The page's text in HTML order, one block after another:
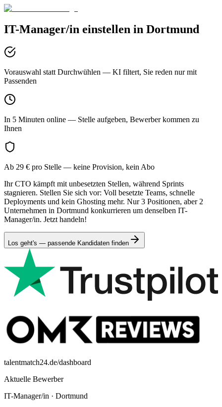
IT-Manager/in einstellen in Dortmund
Vorauswahl statt Durchwühlen — KI filtert, Sie reden nur mit
Passenden
In 5 Minuten online — Stelle aufgeben, Bewerber kommen zu
Ihnen
Ab 29 € pro Stelle — keine Provision, kein Abo
Ihr CTO kämpft mit unbesetzten Stellen, während Sprints
stagnieren. Stellen Sie sich vor: Voll besetzte Teams, schnelle
Deployments und kein Ghosting mehr. Nur 3 Positionen, aber 2
Unternehmen in Dortmund konkurrieren um denselben IT-
Manager/in. Jetzt handeln!
Los geht's — passende Kandidaten finden
talentmatch24.de/dashboard
Aktuelle Bewerber
IT-Manager/in · Dortmund